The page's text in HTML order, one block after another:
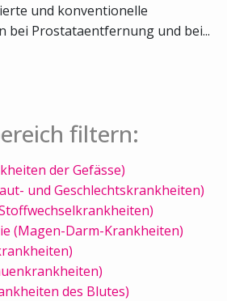
und konventionelle
bei Prostataentfernung und bei...
filtern:
der Gefässe)
und Geschlechtskrankheiten)
(Magen-Darm-Krankheiten)
des Blutes)